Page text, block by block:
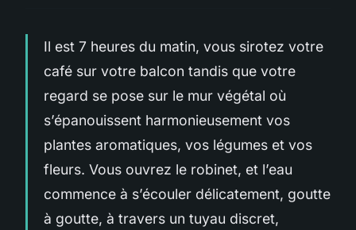
Il est 7 heures du matin, vous sirotez votre
café sur votre balcon tandis que votre
regard se pose sur le mur végétal où
s’épanouissent harmonieusement vos
plantes aromatiques, vos légumes et vos
fleurs. Vous ouvrez le robinet, et l’eau
commence à s’écouler délicatement, goutte
à goutte, à travers un tuyau discret,